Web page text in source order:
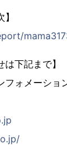
は下記まで】
フォメーショ